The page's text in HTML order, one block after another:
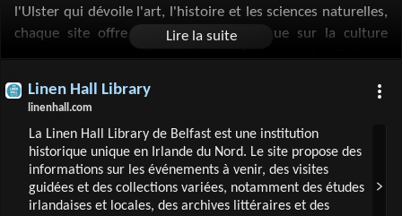
l'Ulster qui dévoile l'art, l'histoire et les sciences naturelles,
chaque site offre une perspective unique sur la culture
la Cathédrale de Belfast et le Parc national de Glenveagh
La Chaussée des Géants fascine par sa géologie et ses
légendes, complétant ainsi un tableau riche et authentique
de cette région captivante.
Linen Hall Library
linenhall.com
La Linen Hall Library de Belfast est une institution
historique unique en Irlande du Nord. Le site propose des
informations sur les événements à venir, des visites
guidées et des collections variées, notamment des études
irlandaises et locales, des archives littéraires et des